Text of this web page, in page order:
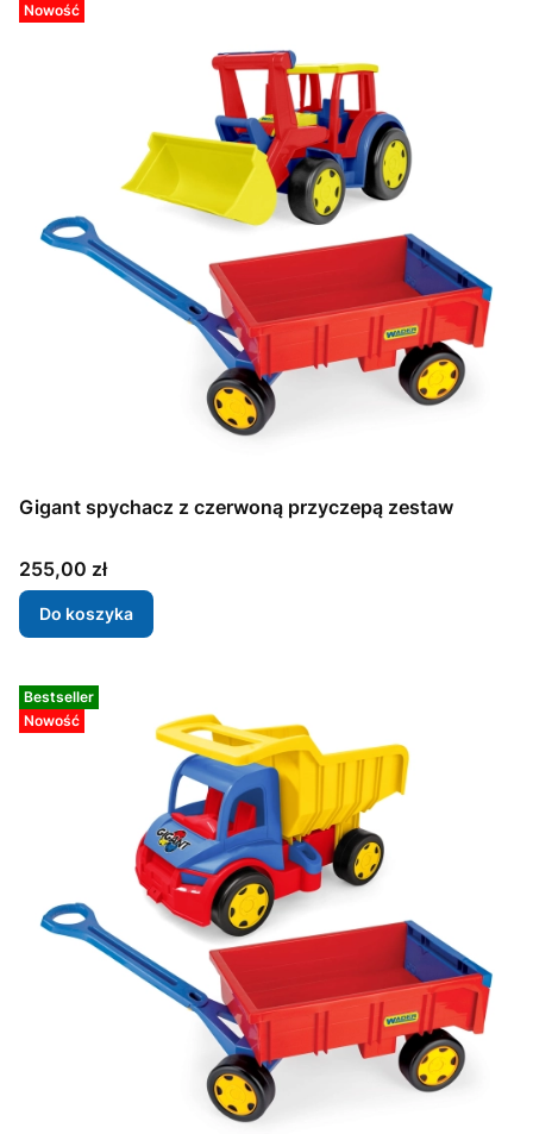
Nowość
Gigant spychacz z czerwoną przyczepą zestaw
Cena
255,00 zł
Do koszyka
Bestseller
Nowość